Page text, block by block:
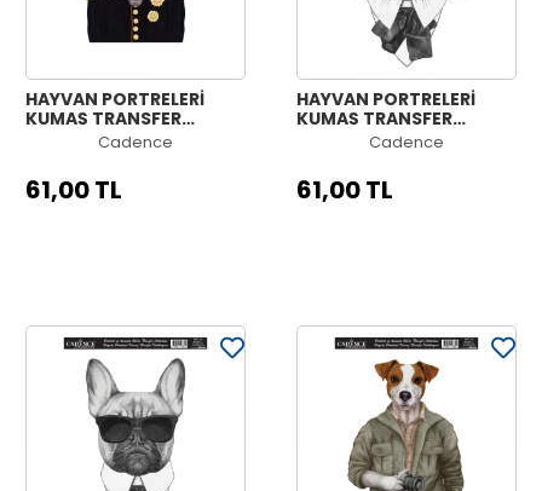
HAYVAN PORTRELERİ
KUMAŞ TRANSFER
KOLEKSİYONU PAFT-08
Cadence
61,00 TL
HAYVAN PORTRELERİ
KUMAŞ TRANSFER
KOLEKSİYONU PAFT-07
Cadence
61,00 TL